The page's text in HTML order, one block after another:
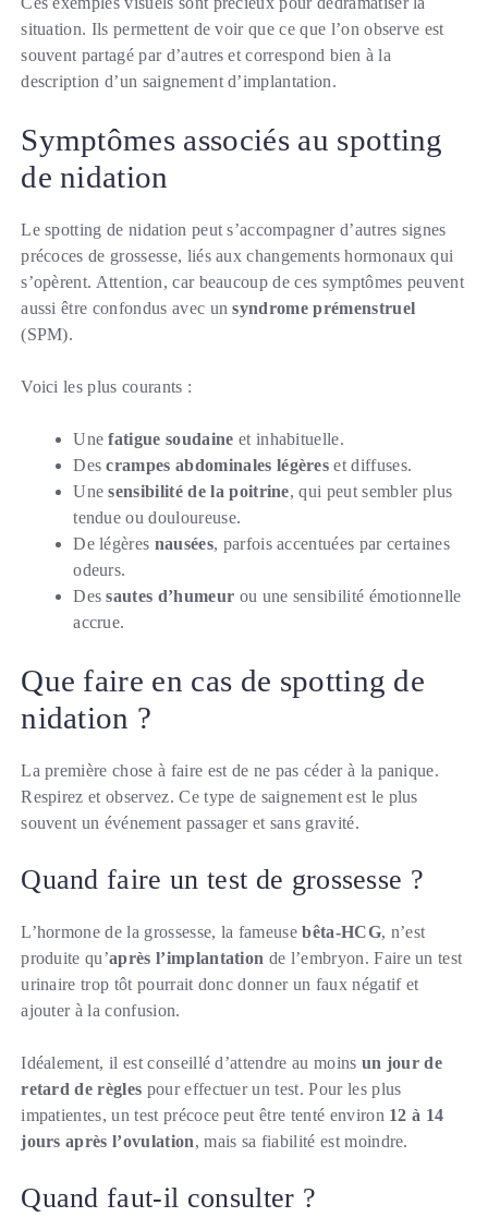
situation. Ils permettent de voir que ce que l’on observe est
souvent partagé par d’autres et correspond bien à la
description d’un saignement d’implantation.
Symptômes associés au spotting
de nidation
Le spotting de nidation peut s’accompagner d’autres signes
précoces de grossesse, liés aux changements hormonaux qui
s’opèrent. Attention, car beaucoup de ces symptômes peuvent
aussi être confondus avec unsyndrome prémenstruel
(SPM).
Voici les plus courants :
Unefatigue soudaine et inhabituelle.
Descrampes abdominales légères et diffuses.
Unesensibilité de la poitrine, qui peut sembler plus
tendue ou douloureuse.
De légères nausées, parfois accentuées par certaines
odeurs.
Dessautes d’humeur ou une sensibilité émotionnelle
accrue.
Que faire en cas de spotting de
nidation ?
La première chose à faire est de ne pas céder à la panique.
Respirez et observez. Ce type de saignement est le plus
souvent un événement passager et sans gravité.
Quand faire un test de grossesse ?
L’hormone de la grossesse, la fameusebêta-HCG, n’est
produite qu’après l’implantation de l’embryon. Faire un test
urinaire trop tôt pourrait donc donner un faux négatif et
ajouter à la confusion.
Idéalement, il est conseillé d’attendre au moins un jour de
retard de règles pour effectuer un test. Pour les plus
impatientes, un test précoce peut être tenté environ 12 à 14
jours après l’ovulation, mais sa fiabilité est moindre.
Quand faut-il consulter ?